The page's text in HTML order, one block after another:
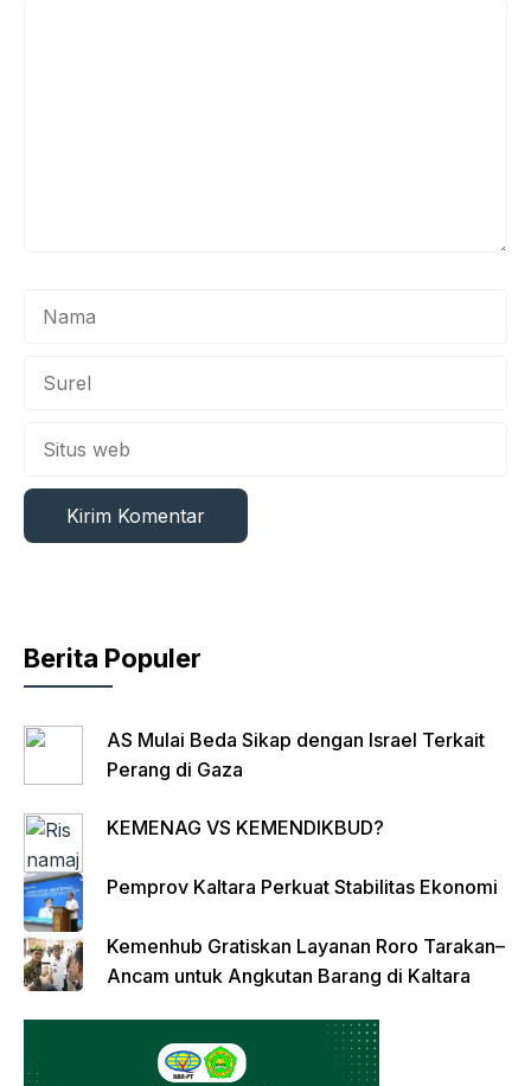
Berita Populer
AS Mulai Beda Sikap dengan Israel Terkait
Perang di Gaza
KEMENAG VS KEMENDIKBUD?
Pemprov Kaltara Perkuat Stabilitas Ekonomi
Kemenhub Gratiskan Layanan Roro Tarakan–
Ancam untuk Angkutan Barang di Kaltara